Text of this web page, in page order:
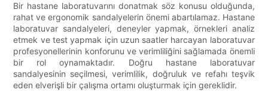
Bir hastane laboratuvarını donatmak söz konusu olduğunda,
rahat ve ergonomik sandalyelerin önemi abartılamaz. Hastane
laboratuvar sandalyeleri, deneyler yapmak, örnekleri analiz
etmek ve test yapmak için uzun saatler harcayan laboratuvar
profesyonellerinin konforunu ve verimliliğini sağlamada önemli
bir rol oynamaktadır. Doğru hastane laboratuvar
sandalyesinin seçilmesi, verimlilik, doğruluk ve refahı teşvik
eden elverişli bir çalışma ortamı oluşturmak için gereklidir.